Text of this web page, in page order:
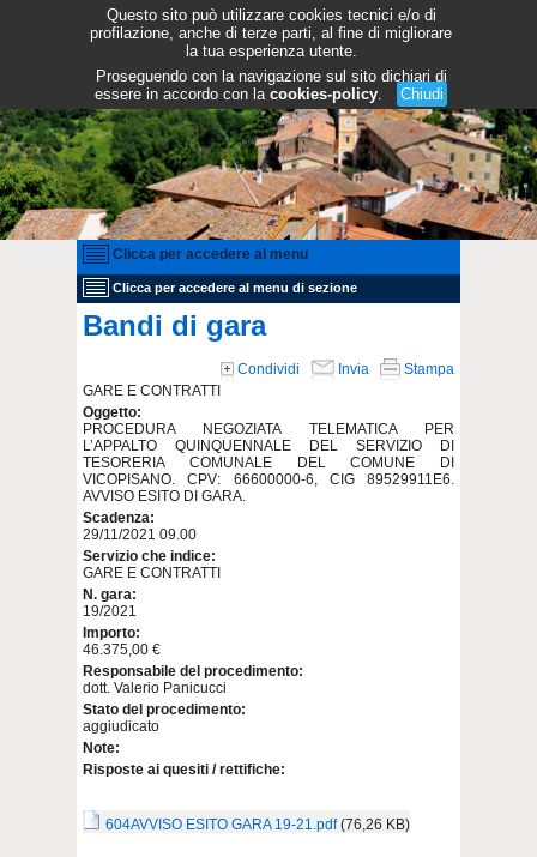
Questo sito può utilizzare cookies tecnici e/o di
profilazione, anche di terze parti, al fine di migliorare
la tua esperienza utente.
Proseguendo con la navigazione sul sito dichiari di
essere in accordo con la cookies-policy. Chiudi
Clicca per accedere al menu
Clicca per accedere al menu di sezione
Bandi di gara
Condividi Invia
Stampa
GARE E CONTRATTI
Oggetto:
PROCEDURA NEGOZIATA TELEMATICA PER
L’APPALTO QUINQUENNALE DEL SERVIZIO DI
TESORERIA COMUNALE DEL COMUNE DI
VICOPISANO. CPV: 66600000-6, CIG 89529911E6.
AVVISO ESITO DI GARA.
Scadenza:
29/11/2021 09.00
Servizio che indice:
GARE E CONTRATTI
N. gara:
19/2021
Importo:
46.375,00 €
Responsabile del procedimento:
dott. Valerio Panicucci
Stato del procedimento:
aggiudicato
Note:
Risposte ai quesiti / rettifiche:
604AVVISO ESITO GARA 19-21.pdf (76,26 KB)